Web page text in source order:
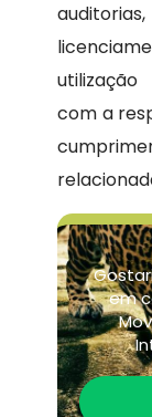
com a
em